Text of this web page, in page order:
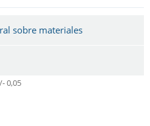
sobre materiales
0,05